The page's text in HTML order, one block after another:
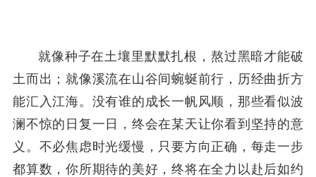
就像种子在土壤里默默扎根，熬过黑暗才能破
土而出；就像溪流在山谷间蜿蜒前行，历经曲折方
能汇入江海。没有谁的成长一帆风顺，那些看似波
澜不惊的日复一日，终会在某天让你看到坚持的意
义。不必焦虑时光缓慢，只要方向正确，每走一步
都算数，你所期待的美好，终将在全力以赴后如约